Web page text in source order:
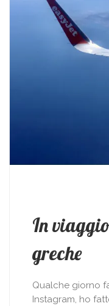
In
greche
Qualche giorno
Instagram, ho